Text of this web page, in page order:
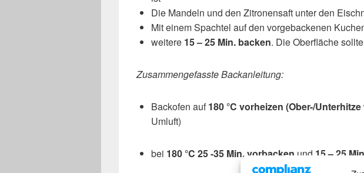
Die Mandeln und den Zitronensaft unter den
Mit einem Spachtel auf den vorgebackenen
weitere 15 – 25 Min. backen. Die Oberfläche
Zusammengefasste Backanleitung:
Backofen auf180 °C vorheizen (Ober-/Unterhitze
Umluft)
bei 180 °C 25 -35 Min. vorbacken und 15 – 25